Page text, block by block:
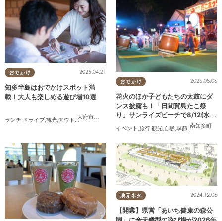
おでかけ
大府市
,東浦町 半田市,常滑市,美浜町,南知多町
2025.04.21
知多半島はおでかけスポット満
載！大人も楽しめる遊び場10選
ランチ ドライブ 観光 アウトドア , 親子, カップル 友人
おでかけ
南知多町
2026.08.06
花火のほか子どもたちの太鼓にダ
ンス披露も！「日間賀島たこ祭
り」サンライズビーチで8/12(水)
イベント ,旅行,観光,自然,季節ネタ ,花火
地元ネタ 2024.12.06
【開業】県営「あいち健康の森公